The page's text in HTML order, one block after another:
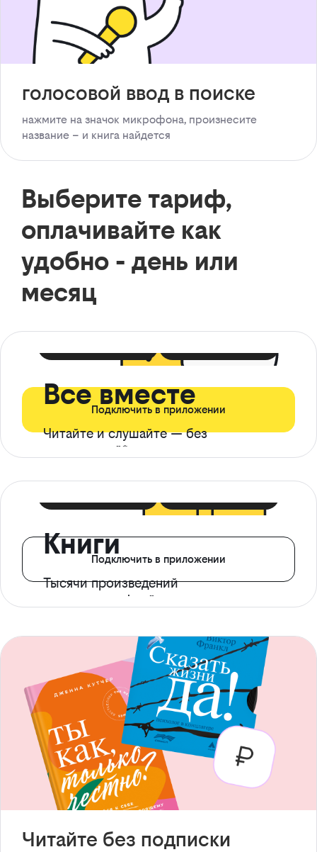
голосовой ввод в поиске
нажмите на значок микрофона, произнесите
название – и книга найдется
Выберите тариф,
оплачивайте как
удобно - день или
месяц
Все вместе
Читайте и слушайте — без
ограничений*
Подключить в приложении
Книги
Тысячи произведений
с доступом офлайн
Подключить в приложении
Читайте без подписки